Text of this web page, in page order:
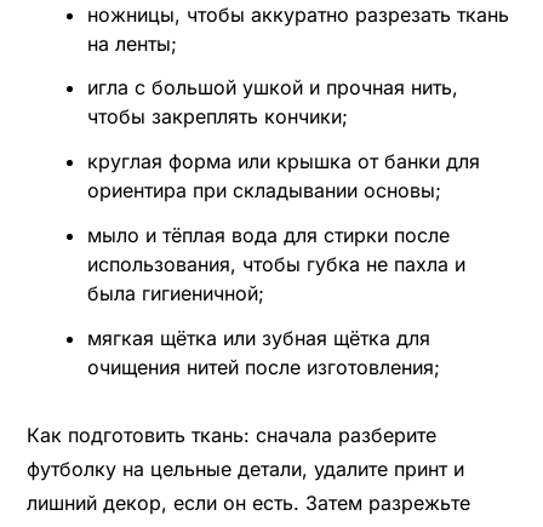
ножницы, чтобы аккуратно разрезать ткань
на ленты;
игла с большой ушкой и прочная нить,
чтобы закреплять кончики;
круглая форма или крышка от банки для
ориентира при складывании основы;
мыло и тёплая вода для стирки после
использования, чтобы губка не пахла и
была гигиеничной;
мягкая щётка или зубная щётка для
очищения нитей после изготовления;
Как подготовить ткань: сначала разберите
футболку на цельные детали, удалите принт и
лишний декор, если он есть. Затем разрежьте